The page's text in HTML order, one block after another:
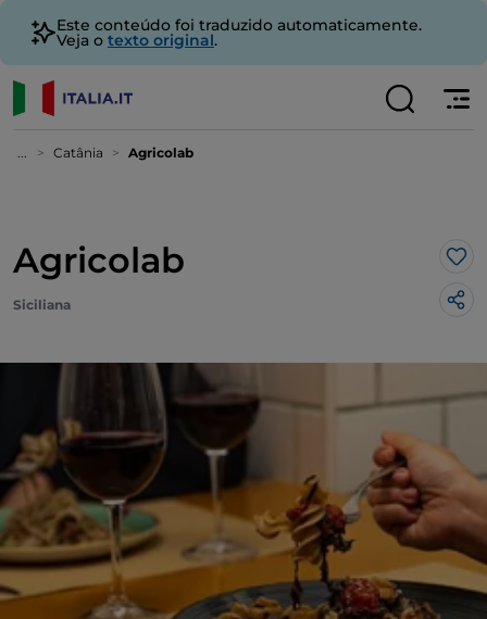
Este conteúdo foi traduzido automaticamente.
Veja o texto original.
... Catânia Agricolab
Agricolab
Siciliana